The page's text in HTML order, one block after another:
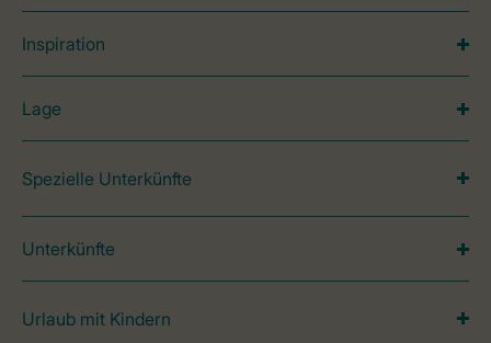
Inspiration
Lage
Spezielle Unterkünfte
Unterkünfte
Urlaub mit Kindern